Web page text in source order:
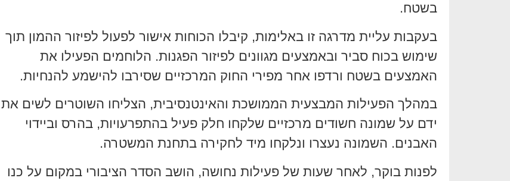
בשטח.
בעקבות עליית מדרגה זו באלימות, קיבלו הכוחות אישור לפעול לפיזור ההמון תוך
שימוש בכוח סביר ובאמצעים מגוונים לפיזור הפגנות. הלוחמים הפעילו את
האמצעים בשטח ורדפו אחר מפירי החוק המרכזיים שסירבו להישמע להנחיות.
במהלך הפעילות המבצעית הממושכת והאינטנסיבית, הצליחו השוטרים לשים את
ידם על שמונה חשודים מרכזיים שלקחו חלק פעיל בהתפרעויות, בהרס וביידוי
האבנים. השמונה נעצרו ונלקחו מיד לחקירה בתחנת המשטרה.
לפנות בוקר, לאחר שעות של פעילות נחושה, הושב הסדר הציבורי במקום על כנו